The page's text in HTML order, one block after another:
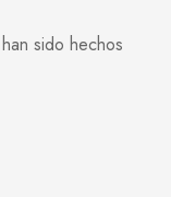
sido hechos